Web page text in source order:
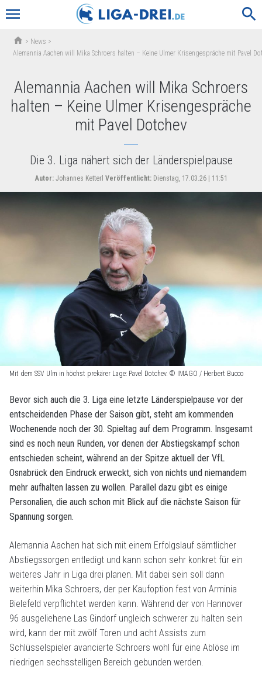
menu search
home > News >
Alemannia Aachen will Mika Schroers halten – Keine Ulmer Krisengespräche mit Pavel
Alemannia Aachen will Mika Schroers
halten – Keine Ulmer Krisengespräche
mit Pavel Dotchev
Die 3. Liga nähert sich der Länderspielpause
Autor:Johannes Ketterl Veröffentlicht:Dienstag, 17.03.26 | 11:51
Mit dem SSV Ulm in höchst prekärer Lage: Pavel Dotchev. © IMAGO / Herbert Bucco
Bevor sich auch die 3. Liga eine letzte Länderspielpause vor der
entscheidenden Phase der Saison gibt, steht am kommenden
Wochenende noch der 30. Spieltag auf dem Programm. Insgesamt
sind es noch neun Runden, vor denen der Abstiegskampf schon
entschieden scheint, während an der Spitze aktuell der VfL
Osnabrück den Eindruck erweckt, sich von nichts und niemandem
mehr aufhalten lassen zu wollen. Parallel dazu gibt es einige
Personalien, die auch schon mit Blick auf die nächste Saison für
Spannung sorgen.
Alemannia Aachen hat sich mit einem Erfolgslauf sämtlicher
Abstiegssorgen entledigt und kann schon sehr konkret für ein
weiteres Jahr in Liga drei planen. Mit dabei sein soll dann
weiterhin Mika Schroers, der per Kaufoption fest von Arminia
Bielefeld verpflichtet werden kann. Während der von Hannover
96 ausgeliehene Las Gindorf ungleich schwerer zu halten sein
wird, kann der mit zwölf Toren und acht Assists zum
Schlüsselspieler avancierte Schroers wohl für eine Ablöse im
niedrigen sechsstelligen Bereich gebunden werden.